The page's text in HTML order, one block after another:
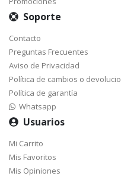
Soporte
Contacto
Preguntas Frecuentes
Aviso de Privacidad
Política de cambios o
Política de garantía
Whatsapp
Usuarios
Mi Carrito
Mis Favoritos
Mis Opiniones